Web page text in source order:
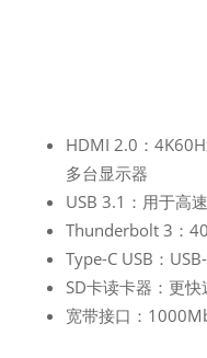
HDMI 2.0：
多台显示器
USB 3.1：用于高
Thunderbolt 3：
Type-C USB：
SD卡读卡器：更
宽带接口：